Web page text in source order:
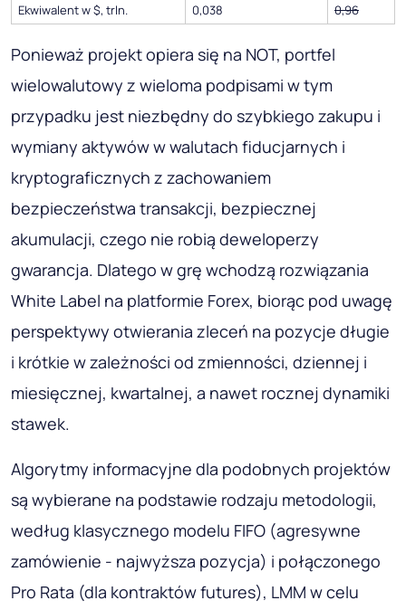
Ekwiwalent w $, trln.
0,038 0,96
Ponieważ projekt opiera się na NOT, portfel
wielowalutowy z wieloma podpisami w tym
przypadku jest niezbędny do szybkiego zakupu i
wymiany aktywów w walutach fiducjarnych i
kryptograficznych z zachowaniem
bezpieczeństwa transakcji, bezpiecznej
akumulacji, czego nie robią deweloperzy
gwarancja. Dlatego w grę wchodzą rozwiązania
White Label na platformie Forex, biorąc pod uwagę
perspektywy otwierania zleceń na pozycje długie
i krótkie w zależności od zmienności, dziennej i
miesięcznej, kwartalnej, a nawet rocznej dynamiki
stawek.
Algorytmy informacyjne dla podobnych projektów
są wybierane na podstawie rodzaju metodologii,
według klasycznego modelu FIFO (agresywne
zamówienie - najwyższa pozycja) i połączonego
Pro Rata (dla kontraktów futures), LMM w celu